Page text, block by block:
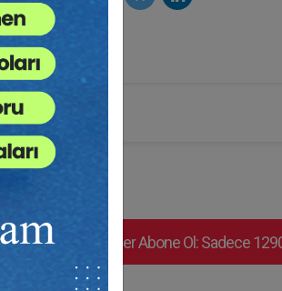
Ekle
Süper Abone Ol: Sadece